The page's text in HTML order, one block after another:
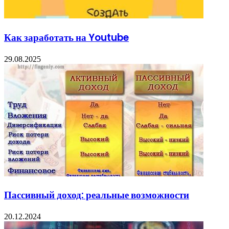
Как заработать на Youtube
29.08.2025
Пассивный доход: реальные возможности
20.12.2024